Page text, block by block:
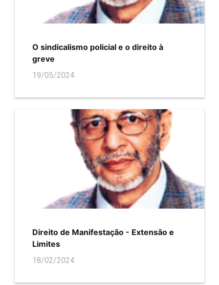
O sindicalismo policial e o direito à
greve
19/05/2024
Direito de Manifestação - Extensão e
Limites
18/02/2024